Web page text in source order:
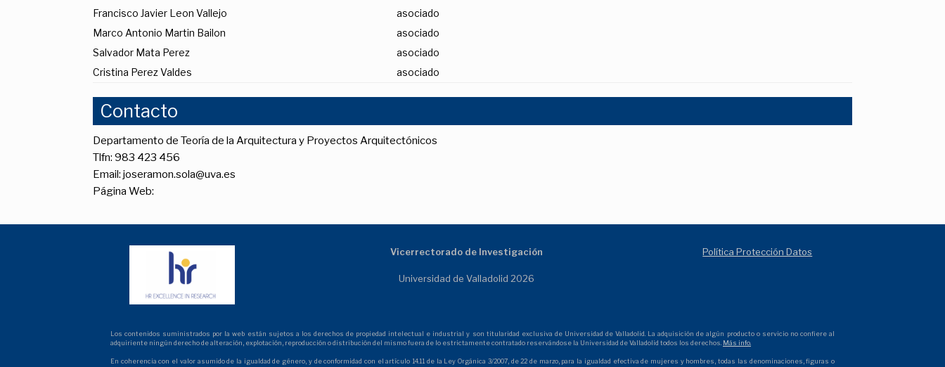
Francisco Javier Leon Vallejo
asociado
Marco Antonio Martin Bailon
asociado
Salvador Mata Perez
asociado
Cristina Perez Valdes
asociado
Contacto
Departamento de Teoría de la Arquitectura y Proyectos Arquitectónicos
Tlfn: 983 423 456
Email: joseramon.sola@uva.es
Página Web:
Vicerrectorado de Investigación
Universidad de Valladolid 2026
Política Protección Datos
Los contenidos suministrados por la web están sujetos a los derechos de propiedad intelectual e industrial y son titularidad exclusiva de Universidad de Valladolid. La adquisición de algún producto o servicio no confiere al
adquiriente ningún derecho de alteración, explotación, reproducción o distribución del mismo fuera de lo estrictamente contratado reservándose la Universidad de Valladolid todos los derechos. Más info.
En coherencia con el valor asumido de la igualdad de género, y de conformidad con el artículo 14.11 de la Ley Orgánica 3/2007, de 22 de marzo, para la igualdad efectiva de mujeres y hombres, todas las denominaciones, figuras o